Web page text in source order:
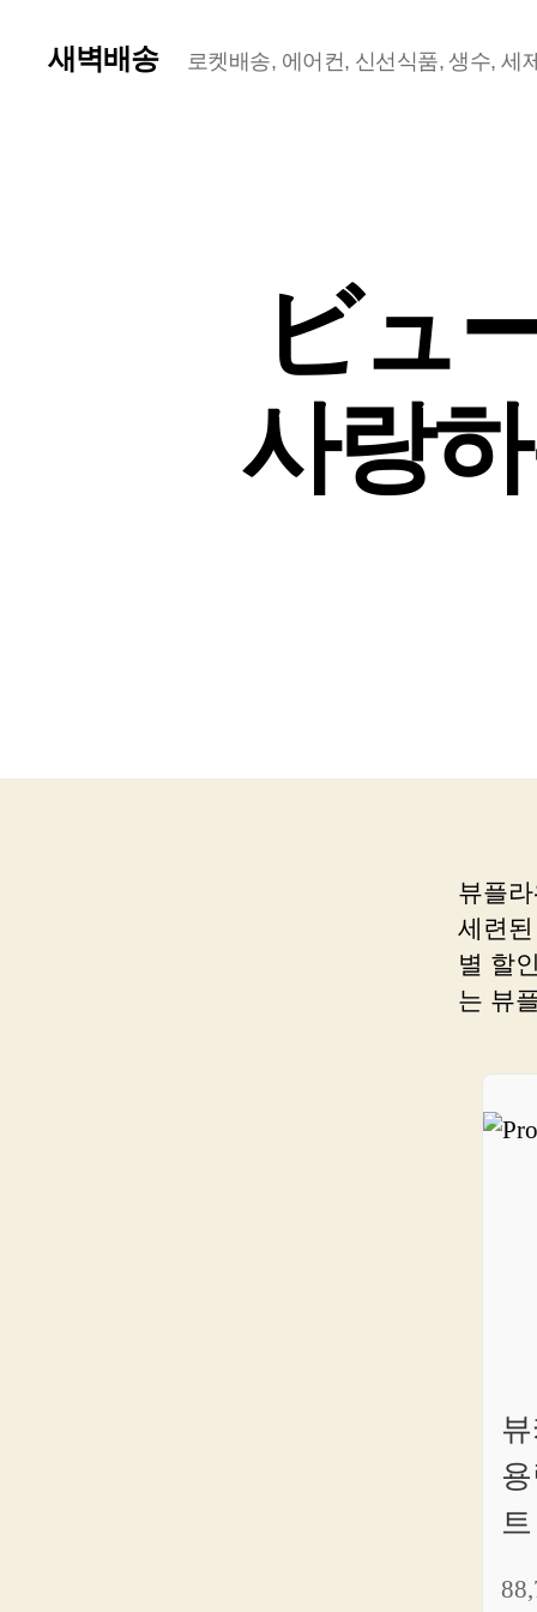
새벽배송 로켓배송, 에어컨, 신선식품, 생수, 세
ビュ
사랑
뷰플
세련
별 할
는 뷰
트